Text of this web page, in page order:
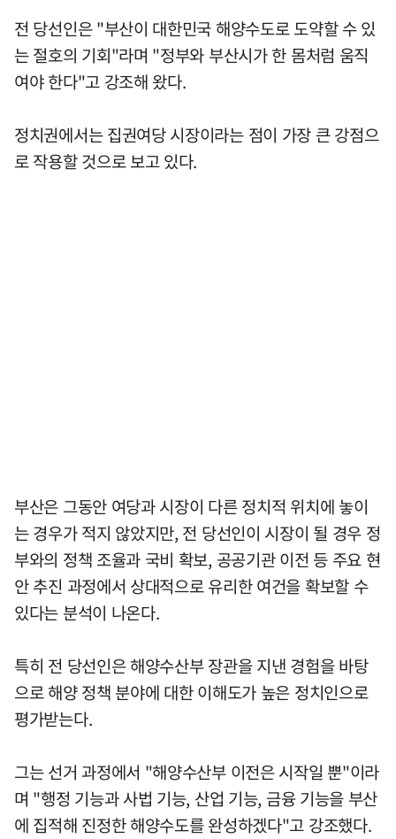
전 당선인은 "부산이 대한민국 해양수도로 도약할 수 있
는 절호의 기회"라며 "정부와 부산시가 한 몸처럼 움직
여야 한다"고 강조해 왔다.
정치권에서는 집권여당 시장이라는 점이 가장 큰 강점으
로 작용할 것으로 보고 있다.
부산은 그동안 여당과 시장이 다른 정치적 위치에 놓이
는 경우가 적지 않았지만, 전 당선인이 시장이 될 경우 정
부와의 정책 조율과 국비 확보, 공공기관 이전 등 주요 현
안 추진 과정에서 상대적으로 유리한 여건을 확보할 수
있다는 분석이 나온다.
특히 전 당선인은 해양수산부 장관을 지낸 경험을 바탕
으로 해양 정책 분야에 대한 이해도가 높은 정치인으로
평가받는다.
그는 선거 과정에서 "해양수산부 이전은 시작일 뿐"이라
며 "행정 기능과 사법 기능, 산업 기능, 금융 기능을 부산
에 집적해 진정한 해양수도를 완성하겠다"고 강조했다.